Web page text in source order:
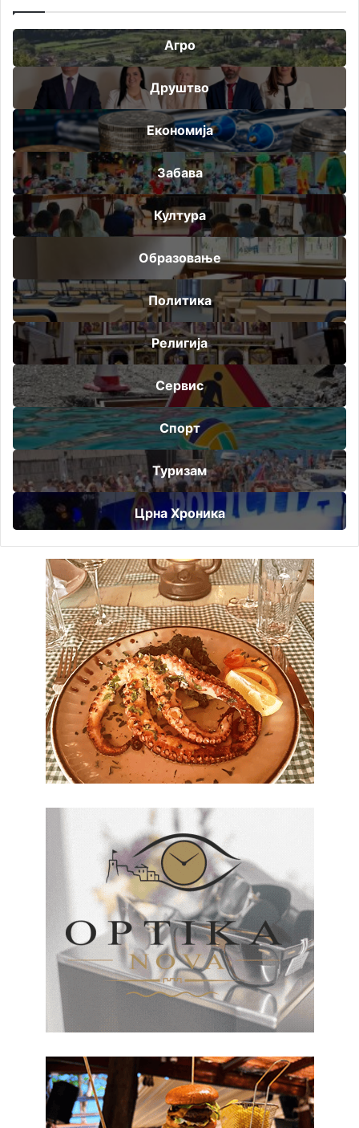
Агро
Друштво
Економија
Забава
Култура
Образовање
Политика
Религија
Сервис
Спорт
Туризам
Црна Хроника